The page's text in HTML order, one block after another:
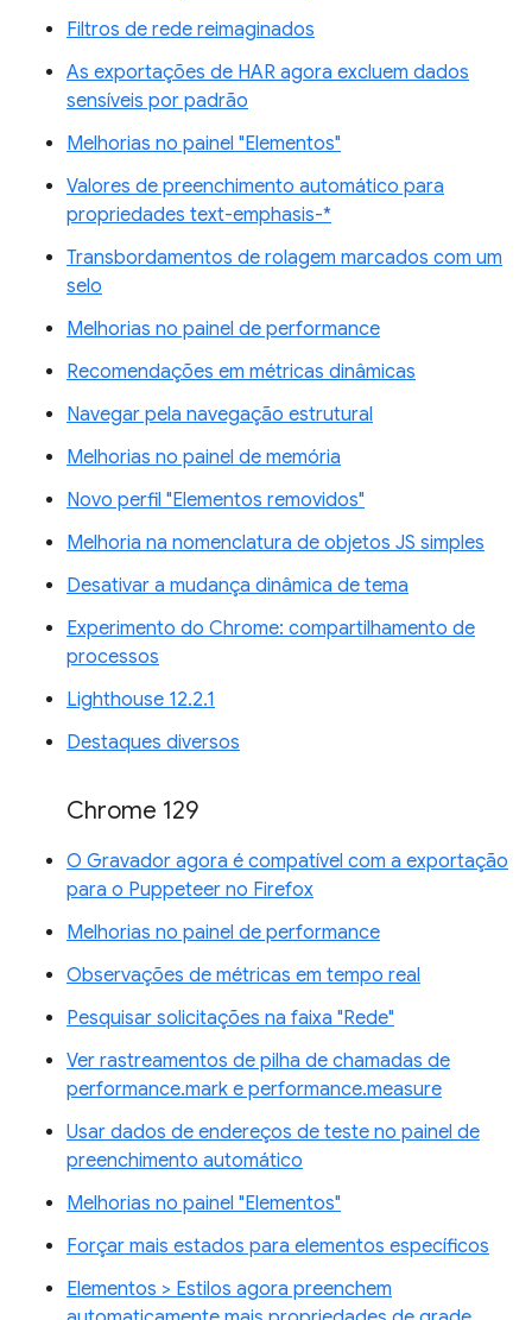
Filtros de rede reimaginados
As exportações de HAR agora excluem dados
sensíveis por padrão
Melhorias no painel "Elementos"
Valores de preenchimento automático para
propriedades text-emphasis-*
Transbordamentos de rolagem marcados com um
selo
Melhorias no painel de performance
Recomendações em métricas dinâmicas
Navegar pela navegação estrutural
Melhorias no painel de memória
Novo perfil "Elementos removidos"
Melhoria na nomenclatura de objetos JS simples
Desativar a mudança dinâmica de tema
Experimento do Chrome: compartilhamento de
processos
Lighthouse 12.2.1
Destaques diversos
Chrome 129
O Gravador agora é compatível com a exportação
para o Puppeteer no Firefox
Melhorias no painel de performance
Observações de métricas em tempo real
Pesquisar solicitações na faixa "Rede"
Ver rastreamentos de pilha de chamadas de
performance.mark e performance.measure
Usar dados de endereços de teste no painel de
preenchimento automático
Melhorias no painel "Elementos"
Forçar mais estados para elementos específicos
Elementos > Estilos agora preenchem